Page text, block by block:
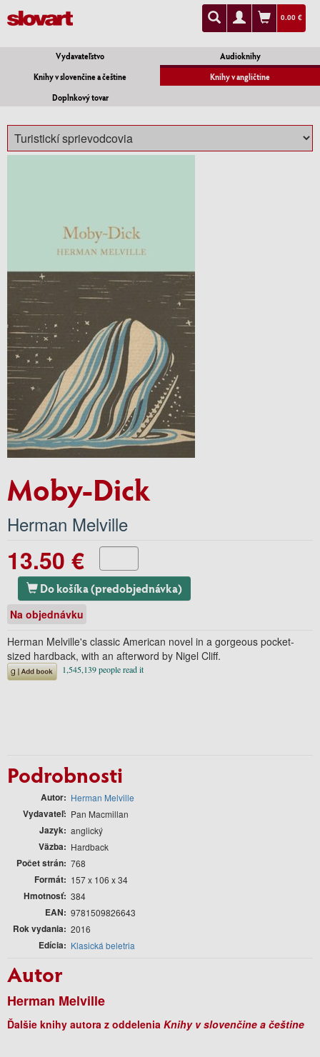
0.00 €
Vydavateľstvo
Audioknihy
Knihy v slovenčine a češtine
Knihy v angličtine
Doplnkový tovar
Moby-Dick
Herman Melville
13.50 €
Do košíka (predobjednávka)
Na objednávku
Herman Melville's classic American novel in a gorgeous pocket-
sized hardback, with an afterword by Nigel Cliff.
Podrobnosti
Autor Herman Melville
Vydavateľ Pan Macmillan
Jazyk anglický
Väzba Hardback
Počet strán 768
Formát 157 x 106 x 34
Hmotnosť 384
EAN 9781509826643
Rok vydania 2016
Edícia Klasická beletria
Autor
Herman Melville
Ďalšie knihy autora z oddelenia Knihy v slovenčine a češtine